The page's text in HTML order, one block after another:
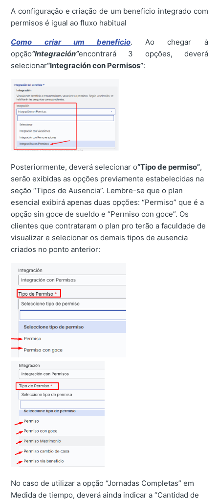
A configuração e criação de um beneficio integrado com
permisos é igual ao fluxo habitual
Como criar um beneficio. Ao chegar à
opção“Integración”encontrará 3 opções, deverá
selecionar“Integración con Permisos”:
Posteriormente, deverá selecionar o“Tipo de permiso”,
serão exibidas as opções previamente estabelecidas na
seção “Tipos de Ausencia”. Lembre-se que o plan
esencial exibirá apenas duas opções: “Permiso” que é a
opção sin goce de sueldo e “Permiso con goce”. Os
clientes que contrataram o plan pro terão a faculdade de
visualizar e selecionar os demais tipos de ausencia
criados no ponto anterior:
No caso de utilizar a opção “Jornadas Completas” em
Medida de tiempo, deverá ainda indicar a “Cantidad de